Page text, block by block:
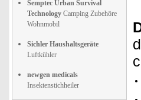
Semptec Urban Survival
Technology Camping Zubehöre
Wohnmobil
Sichler Haushaltsgeräte
Luftkühler
newgen medicals
Insektenstichheiler